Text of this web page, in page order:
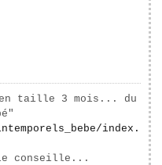
taille 3 mois... du
index.
conseille...